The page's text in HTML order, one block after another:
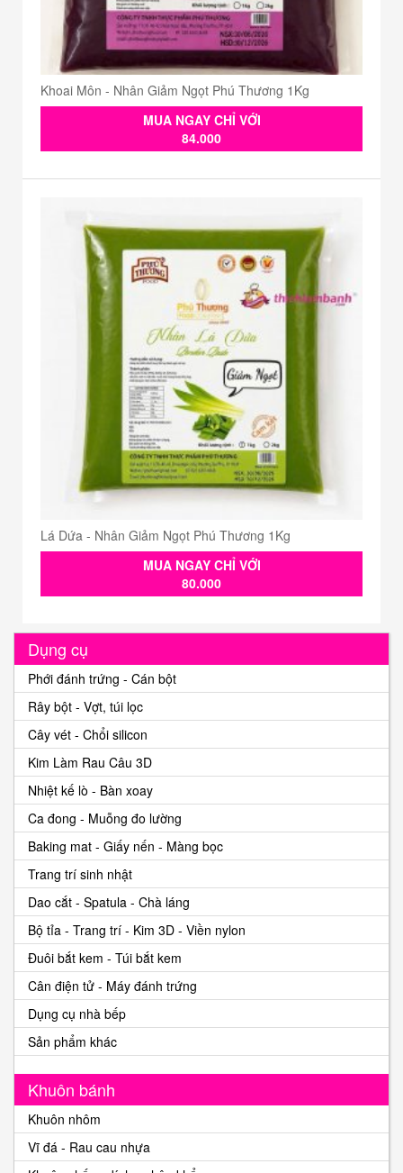
Khoai Môn - Nhân Giảm Ngọt Phú Thương 1Kg
MUA NGAY CHỈ VỚI
84.000
Lá Dứa - Nhân Giảm Ngọt Phú Thương 1Kg
MUA NGAY CHỈ VỚI
80.000
Dụng cụ
Phới đánh trứng - Cán bột
Rây bột - Vợt, túi lọc
Cây vét - Chổi silicon
Kim Làm Rau Câu 3D
Nhiệt kế lò - Bàn xoay
Ca đong - Muỗng đo lường
Baking mat - Giấy nến - Màng bọc
Trang trí sinh nhật
Dao cắt - Spatula - Chà láng
Bộ tỉa - Trang trí - Kim 3D - Viền nylon
Đuôi bắt kem - Túi bắt kem
Cân điện tử - Máy đánh trứng
Dụng cụ nhà bếp
Sản phẩm khác
Khuôn bánh
Khuôn nhôm
Vĩ đá - Rau cau nhựa